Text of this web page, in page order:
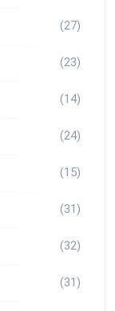
(27)
(23)
(14)
(24)
(15)
(31)
(32)
(31)